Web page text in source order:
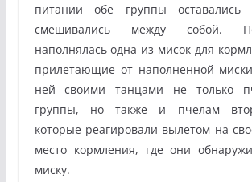
питании обе группы
смешивались между собой.
наполнялась одна из мисок для
прилетающие от наполненной
ней своими танцами не только
группы, но также и пчелам
которые реагировали вылетом на
место кормления, где они
миску.